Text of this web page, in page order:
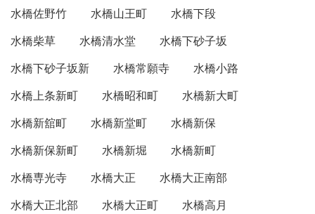
水橋佐野竹
水橋山王町
水橋下段
水橋柴草
水橋清水堂
水橋下砂子坂
水橋下砂子坂新
水橋常願寺
水橋小路
水橋上条新町
水橋昭和町
水橋新大町
水橋新舘町
水橋新堂町
水橋新保
水橋新保新町
水橋新堀
水橋新町
水橋専光寺
水橋大正
水橋大正南部
水橋大正北部
水橋大正町
水橋高月